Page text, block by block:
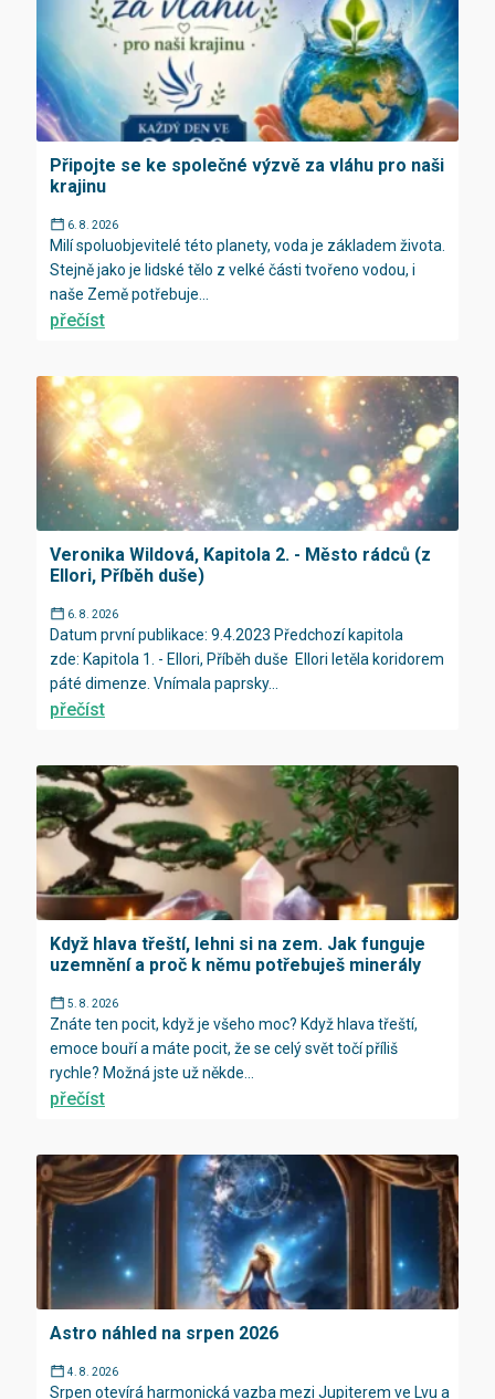
Připojte se ke společné výzvě za vláhu pro naši
krajinu
6. 8. 2026
Milí spoluobjevitelé této planety, voda je základem života.
Stejně jako je lidské tělo z velké části tvořeno vodou, i
naše Země potřebuje...
přečíst
Veronika Wildová, Kapitola 2. - Město rádců (z
Ellori, Příběh duše)
6. 8. 2026
Datum první publikace: 9.4.2023 Předchozí kapitola
zde: Kapitola 1. - Ellori, Příběh duše Ellori letěla koridorem
páté dimenze. Vnímala paprsky...
přečíst
Když hlava třeští, lehni si na zem. Jak funguje
uzemnění a proč k němu potřebuješ minerály
5. 8. 2026
Znáte ten pocit, když je všeho moc? Když hlava třeští,
emoce bouří a máte pocit, že se celý svět točí příliš
rychle? Možná jste už někde...
přečíst
Astro náhled na srpen 2026
4. 8. 2026
Srpen otevírá harmonická vazba mezi Jupiterem ve Lvu a